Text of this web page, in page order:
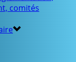
comités